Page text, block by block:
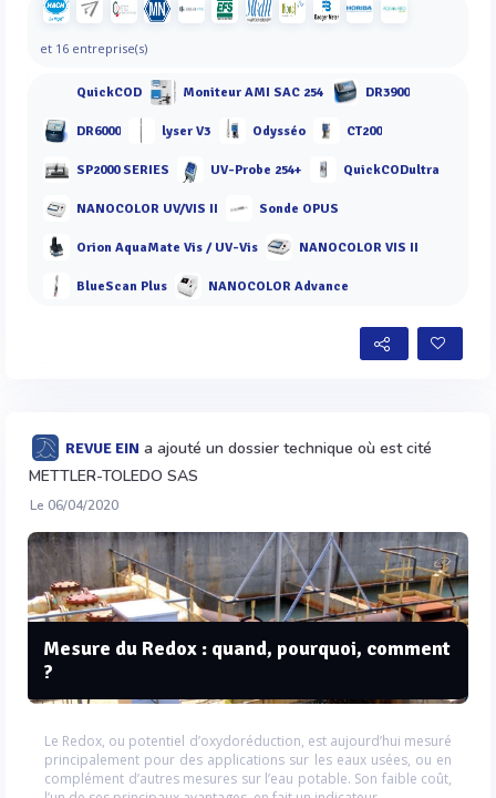
et 16 entreprise(s)
QuickCOD Moniteur AMI SAC 254 DR3900
DR6000 lyser V3 Odysséo CT200
SP2000 SERIES UV-Probe 254+ QuickCODultra
NANOCOLOR UV/VIS II Sonde OPUS
Orion AquaMate Vis / UV-Vis NANOCOLOR VIS II
BlueScan Plus NANOCOLOR Advance
REVUE EIN a ajouté un dossier technique où est cité
METTLER-TOLEDO SAS
Le 06/04/2020
Mesure du Redox : quand, pourquoi, comment
?
Le Redox, ou potentiel d’oxydoréduction, est aujourd’hui mesuré
principalement pour des applications sur les eaux usées, ou en
complément d’autres mesures sur l’eau potable. Son faible coût,